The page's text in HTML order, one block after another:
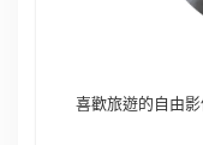
喜歡旅遊的自由